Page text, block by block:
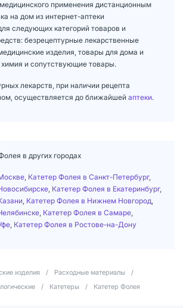
применения дистанционным
на дом из интернет-аптеки
следующих категорий товаров и
безрецептурные лекарственные
изделия, товары для дома и
и сопутствующие товары.
лекарств, при наличии рецепта
осуществляется до ближайшей аптеки.
в других городах
Катетер Фолея в Санкт-Петербург,
Катетер Фолея в Екатеринбург,
Катетер Фолея в Нижнем Новгород
Катетер Фолея в Самаре
Катетер Фолея в Ростове-на-Дону
изделия / Расходные материалы
/
/ Катетеры / Катетер Фолея